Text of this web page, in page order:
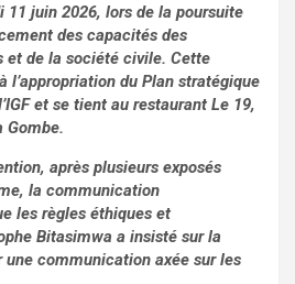
11 juin 2026, lors de la poursuite
des capacités des
et de la société civile. Cette
l’appropriation du Plan stratégique
et se tient au restaurant Le 19,
Gombe.
après plusieurs exposés
la communication
les règles éthiques et
Bitasimwa a insisté sur la
communication axée sur les